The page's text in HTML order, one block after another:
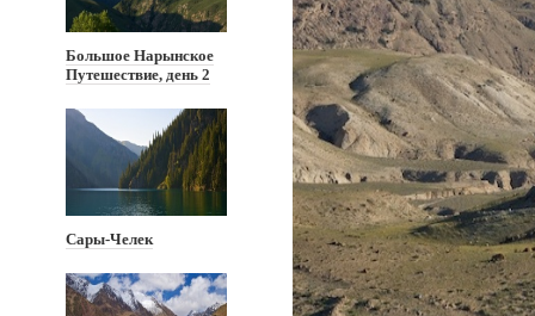
Большое Нарынское
Путешествие, день 2
Сары-Челек